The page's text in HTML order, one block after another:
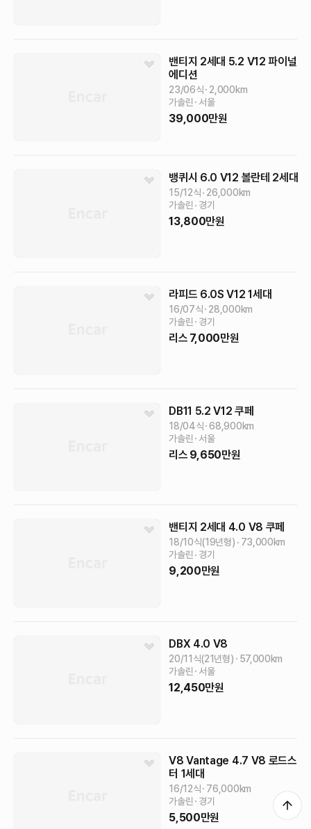
밴티지 2세대 5.2 V12 파이널
에디션
23/06식 2,000km
가솔린
서울
39,000만원
뱅퀴시 6.0 V12 볼란테 2세대
15/12식 26,000km
가솔린
경기
13,800만원
라피드 6.0S V12 1세대
16/07식 28,000km
가솔린
경기
리스 7,000만원
DB11 5.2 V12 쿠페
18/04식 68,900km
가솔린
서울
리스 9,650만원
밴티지 2세대 4.0 V8 쿠페
18/10식(19년형) 73,000km
가솔린
경기
9,200만원
DBX 4.0 V8
20/11식(21년형) 57,000km
가솔린
서울
12,450만원
V8 Vantage 4.7 V8 로드스
터 1세대
16/12식 76,000km
가솔린
경기
5,500만원